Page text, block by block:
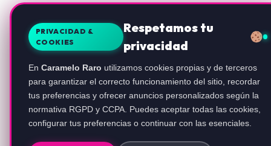
PRIVACIDAD &
COOKIES
Respetamos tu
privacidad
En Caramelo Raro utilizamos cookies propias y de terceros
para garantizar el correcto funcionamiento del sitio, recordar
tus preferencias y ofrecer anuncios personalizados según la
normativa RGPD y CCPA. Puedes aceptar todas las cookies,
configurar tus preferencias o continuar con las esenciales.